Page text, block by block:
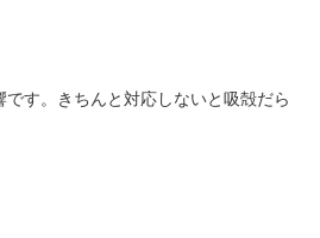
す。きちんと対応しないと吸殻だら